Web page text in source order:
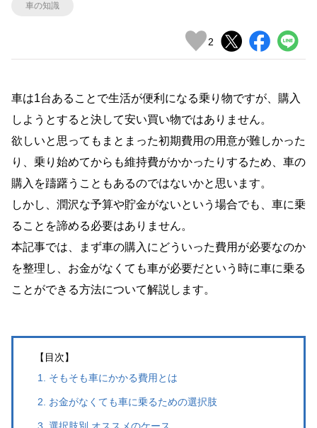
車の知識
2
車は1台あることで生活が便利になる乗り物ですが、購入
しようとすると決して安い買い物ではありません。
欲しいと思ってもまとまった初期費用の用意が難しかった
り、乗り始めてからも維持費がかかったりするため、車の
購入を躊躇うこともあるのではないかと思います。
しかし、潤沢な予算や貯金がないという場合でも、車に乗
ることを諦める必要はありません。
本記事では、まず車の購入にどういった費用が必要なのか
を整理し、お金がなくても車が必要だという時に車に乗る
ことができる方法について解説します。
【目次】
そもそも車にかかる費用とは
お金がなくても車に乗るための選択肢